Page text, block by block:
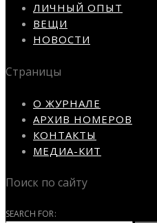
ЛИЧНЫЙ ОПЫТ
ВЕЩИ
НОВОСТИ
Страницы
О ЖУРНАЛЕ
АРХИВ НОМЕРОВ
КОНТАКТЫ
МЕДИА-КИТ
Поиск по сайту
SEARCH FOR: